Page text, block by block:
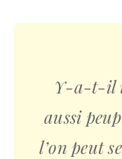
Y-a-t-il
aussi
l’on peut